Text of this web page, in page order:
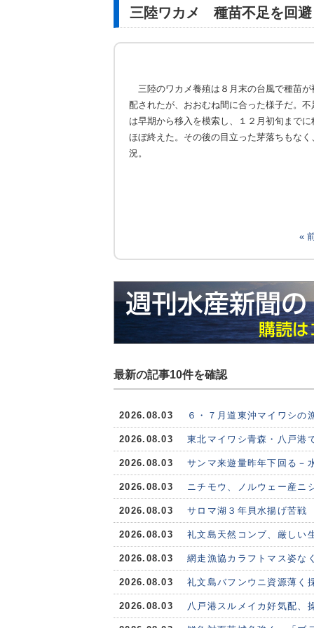
三陸ワカメ 種苗不足を回避
三陸のワカメ養殖は８月末の台風で種苗が
配されたが、おおむね間に合った様子だ。
は早期から移入を模索し、１２月初旬まで
ほぼ終えた。その後の目立った芽落ちもな
況。
«
最新の記事10件を確認
2026.08.03 ６・７月道東沖マイワシの
2026.08.03 東北マイワシ青森・八戸港
2026.08.03 サンマ来遊量昨年下回る－
2026.08.03 ニチモウ、ノルウェー産ニ
2026.08.03 サロマ湖３年貝水揚げ苦戦
2026.08.03 礼文島天然コンブ、厳しい
2026.08.03 網走漁協カラフトマス姿な
2026.08.03 礼文島バフンウニ資源薄く
2026.08.03 八戸港スルメイカ好気配、